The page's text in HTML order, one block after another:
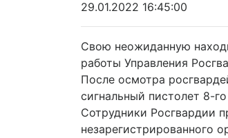
29.01.2022 16:45:00
Свою неожиданную
работы Управления
После осмотра
сигнальный пистолет 8-
Сотрудники Росгвардии
незарегистрированного